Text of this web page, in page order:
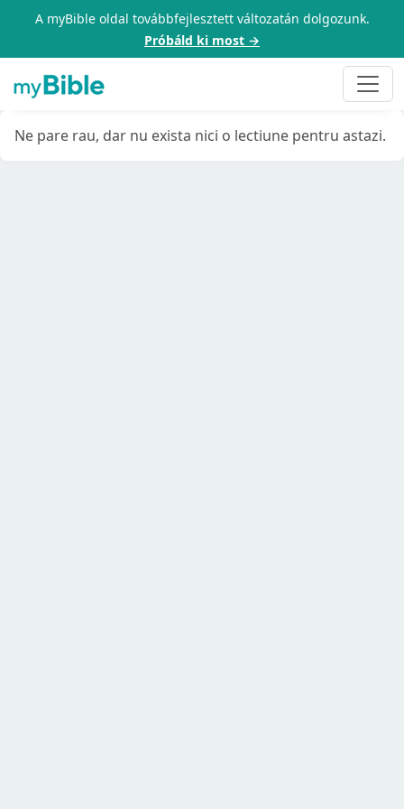
A myBible oldal továbbfejlesztett változatán dolgozunk.
Próbáld ki most →
Ne pare rau, dar nu exista nici o lectiune pentru astazi.